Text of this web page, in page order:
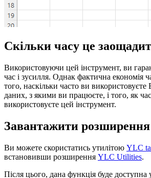
Скільки часу це
Використовуючи цей інструмент, ви
час і зусилля. Однак фактична економія
того, наскільки часто ви
даних, з якими ви працюєте, і того, як
використовуєте цей інструмент.
Завантажити розширення
Ви можете скористатись утилітою YLC
встановивши розширення YLC Utilities.
Після цього, дана функція буде доступна